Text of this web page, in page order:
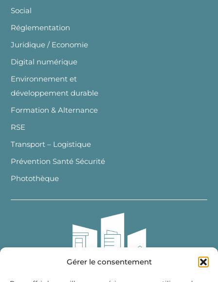
Gérer le consentement
Social
Réglementation
Juridique / Economie
Digital numérique
Environnement et
développement durable
Formation & Alternance
RSE
Transport – Logistique
Prévention Santé Sécurité
Photothèque